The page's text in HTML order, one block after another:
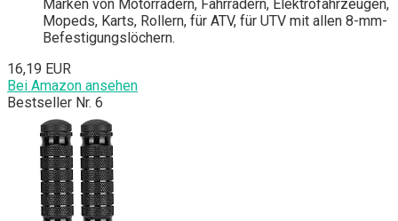
Marken von Motorrädern, Fahrrädern, Elektrofahrzeugen,
Mopeds, Karts, Rollern, für ATV, für UTV mit allen 8-mm-
Befestigungslöchern.
16,19 EUR
Bei Amazon ansehen
Bestseller Nr. 6